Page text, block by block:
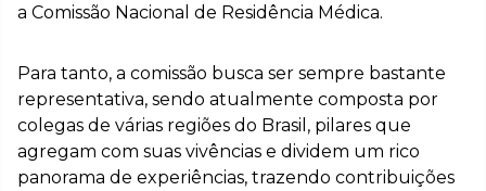
a Comissão Nacional de Residência Médica.
Para tanto, a comissão busca ser sempre bastante
representativa, sendo atualmente composta por
colegas de várias regiões do Brasil, pilares que
agregam com suas vivências e dividem um rico
panorama de experiências, trazendo contribuições